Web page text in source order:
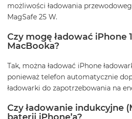
c
B
o
k
r
1
T
M
możliwości ładowania
MagSafe 25 W.
Czy mogę ładować iPhone
MacBooka?
Tak, można ładować iPhone
ponieważ telefon automatycznie
ładowarki do zapotrzebowania na
Czy ładowanie indukcyjne